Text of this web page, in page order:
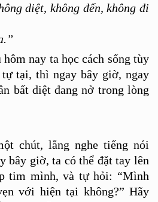
diệt, không đến, không đi
nay ta học cách sống tùy
tự tại, thì ngay bây giờ, ngay
bất diệt đang nở trong lòng
chút, lắng nghe tiếng nói
bây giờ, ta cóthể đặt tay lên
tim mình, và tự hỏi: “Mình
với hiện tại không?” Hãy